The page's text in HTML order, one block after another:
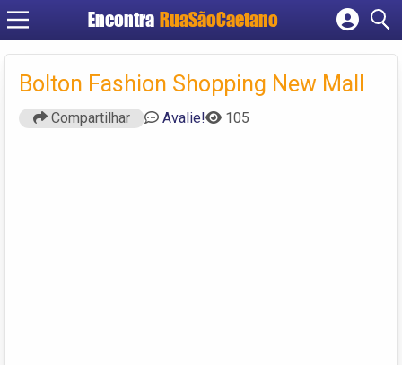
Encontra RuaSãoCaetano
Cadastrar empresa
Criar conta
Bolton Fashion Shopping New Mall
Compartilhar Avalie! 105